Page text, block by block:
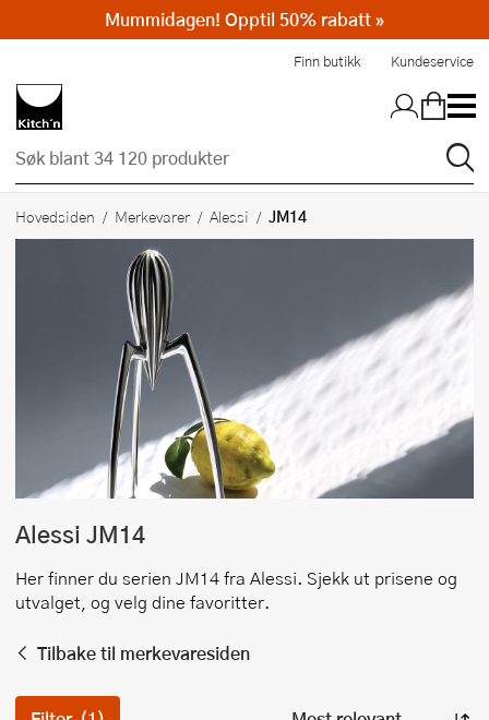
Finn butikk Kundeservice
Hovedsiden Merkevarer Alessi JM14
AlessiJM14
Her finner du serien JM14fra Alessi. Sjekk ut prisene og
utvalget, og velg dine favoritter.
Tilbake til merkevaresiden
Mummidagen! Opptil 50% rabatt »